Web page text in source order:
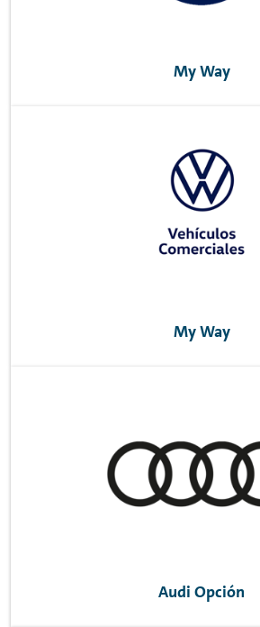
My Way
My Way
Audi Opción